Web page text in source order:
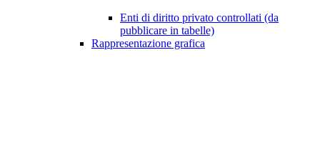
Enti di diritto privato controllati (da
pubblicare in tabelle)
Rappresentazione grafica